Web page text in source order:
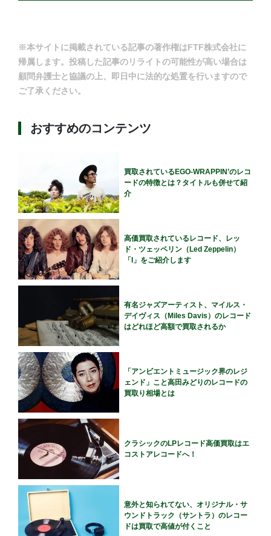
※本サイトに掲載されている記事の著作権はFTF株式会社に
帰属します。投稿した記事のリライトの可能性が高い場合は
顧問弁護士と協議の上、即日中に法的な処置を行いますので
ご了承ください。
おすすめのコンテンツ
買取されているEGO-WRAPPIN’のレコ
ードの特徴とは？タイトルも併せて紹
介
高価買取されているレコード、レッ
ド・ツェッペリン（Led Zeppelin）
「I」をご紹介します
有名ジャズアーティスト、マイルス・
デイヴィス（Miles Davis）のレコード
はどれほど高額で買取されるか
「アンビエントミュージック界のレジ
ェンド」こと高田みどりのレコードの
買取り相場とは
クラシックのLPレコード高価買取はエ
コストアレコードへ！
意外と知られてない、オリジナル・サ
ウンドトラック（サントラ）のレコー
ドは買取で高値が付くこと